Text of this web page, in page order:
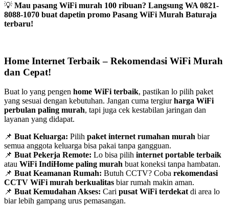
💡 Mau pasang WiFi murah 100 ribuan? Langsung WA 0821-
8088-1070 buat dapetin promo Pasang WiFi Murah Baturaja
terbaru!
Home Internet Terbaik – Rekomendasi WiFi Murah
dan Cepat!
Buat lo yang pengen home WiFi terbaik, pastikan lo pilih paket
yang sesuai dengan kebutuhan. Jangan cuma tergiurharga WiFi
perbulan paling murah, tapi juga cek kestabilan jaringan dan
layanan yang didapat.
📌 Buat Keluarga: Pilih paket internet rumahan murah biar
semua anggota keluarga bisa pakai tanpa gangguan.
📌 Buat Pekerja Remote: Lo bisa pilih internet portable terbaik
atau WiFi IndiHome paling murah buat koneksi tanpa hambatan.
📌 Buat Keamanan Rumah: Butuh CCTV? Coba rekomendasi
CCTV WiFi murah berkualitas biar rumah makin aman.
📌 Buat Kemudahan Akses: Cari pusat WiFi terdekat di area lo
biar lebih gampang urus pemasangan.